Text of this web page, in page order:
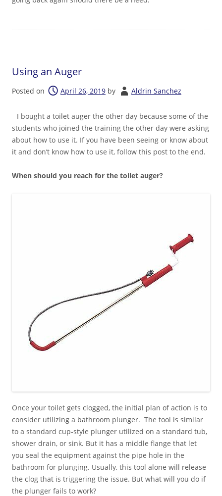
Using an Auger
Posted on April 26, 2019 by Aldrin Sanchez
I bought a toilet auger the other day because some of the
students who joined the training the other day were asking
about how to use it. If you have been seeing or know about
it and don’t know how to use it, follow this post to the end.
When should you reach for the toilet auger?
Once your toilet gets clogged, the initial plan of action is to
consider utilizing a bathroom plunger. The tool is similar
to a standard cup-style plunger utilized on a standard tub,
shower drain, or sink. But it has a middle flange that let
you seal the equipment against the pipe hole in the
bathroom for plunging. Usually, this tool alone will release
the clog that is triggering the issue. But what will you do if
the plunger fails to work?